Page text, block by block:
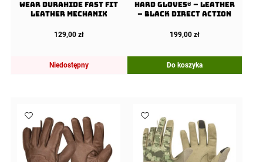
Wear Durahide Fast Fit
Leather Mechanix
129,00 zł
Niedostępny
Hard Gloves® – Leather
– Black Direct Action
199,00 zł
Do koszyka